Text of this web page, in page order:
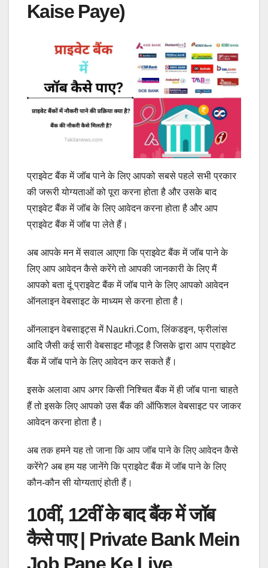
Kaise Paye)
प्राइवेट बैंक में जॉब पाने के लिए आपको सबसे पहले सभी प्रकार
की जरूरी योग्यताओं को पूरा करना होता है और उसके बाद
प्राइवेट बैंक में जॉब के लिए आवेदन करना होता है और आप
प्राइवेट बैंक में जॉब पा लेते हैं।
अब आपके मन में सवाल आएगा कि प्राइवेट बैंक में जॉब पाने के
लिए आप आवेदन कैसे करेंगे तो आपकी जानकारी के लिए मैं
आपको बता दूं प्राइवेट बैंक में जॉब पाने के लिए आपको आवेदन
ऑनलाइन वेबसाइट के माध्यम से करना होता है।
ऑनलाइन वेबसाइट्स में Naukri.com, लिंकडइन, फ्रीलांस
आदि जैसी कई सारी वेबसाइट मौजूद है जिसके द्वारा आप प्राइवेट
बैंक में जॉब पाने के लिए आवेदन कर सकते हैं।
इसके अलावा आप अगर किसी निश्चित बैंक में ही जॉब पाना चाहते
हैं तो इसके लिए आपको उस बैंक की ऑफिशल वेबसाइट पर जाकर
आवेदन करना होता है।
अब तक हमने यह तो जाना कि आप जॉब पाने के लिए आवेदन कैसे
करेंगे? अब हम यह जानेंगे कि प्राइवेट बैंक में जॉब पाने के लिए
कौन-कौन सी योग्यताएं होती हैं।
10वीं, 12वीं के बाद बैंक में जॉब
कैसे पाए | Private Bank Mein